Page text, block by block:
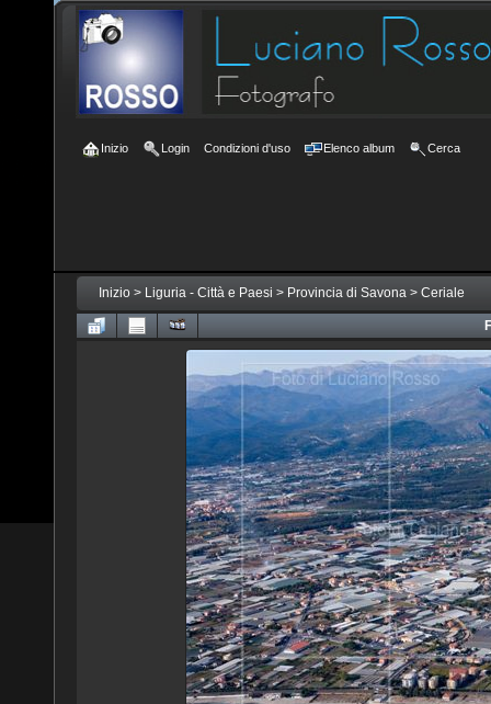
Inizio Login Condizioni d'uso Elenco album Cerca
Inizio > Liguria - Città e Paesi > Provincia di Savona > Ceriale